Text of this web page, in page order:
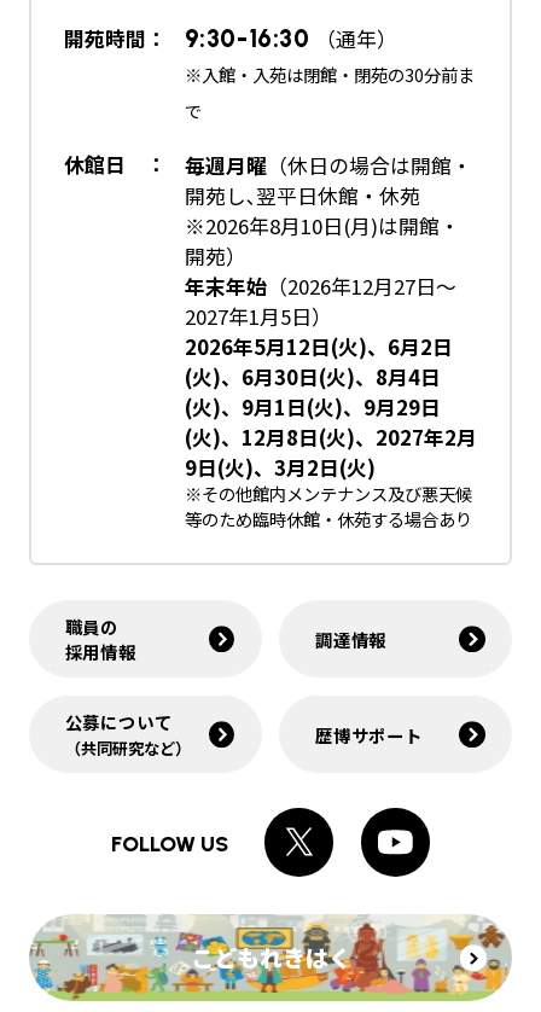
開苑時間：
9:30-16:30 （通年）
※入館・入苑は閉館・閉苑の30分前ま
で
休館日 ： 毎週月曜（休日の場合は開館・
開苑し､翌平日休館・休苑
※2026年8月10日(月)は開館・
開苑）
年末年始（2026年12月27日～
2027年1月5日）
2026年5月12日(火)、6月2日
(火)、6月30日(火)、8月4日
(火)、9月1日(火)、9月29日
(火)、12月8日(火)、2027年2月
9日(火)、3月2日(火)
※その他館内メンテナンス及び悪天候
等のため臨時休館・休苑する場合あり
職員の
採用情報
調達情報
公募について
（共同研究など）
歴博サポート
FOLLOW US
こどもれきはく